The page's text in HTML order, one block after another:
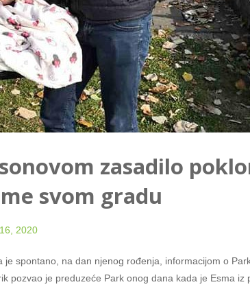
zasadilo
svom gradu
2020
spontano, na dan njenog rođenja, informacijom o
pozvao je preduzeće Park onog dana kada je Esma iz